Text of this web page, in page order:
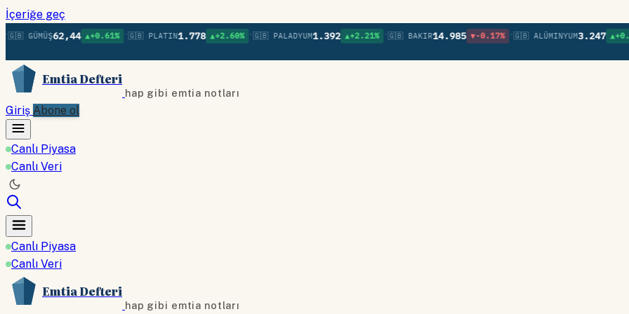
İçeriğe geç
GÜMÜŞ62,44 ▲+0.61% •🇬🇧 PLATIN1.778 ▲+2.60% •🇬🇧 PALADYUM1.392 ▲+2.21% •🇬🇧 BAKIR14.985 ▼-0.17% •🇬🇧 ALÜMINYUM3.247 ▲+0.46%
Emtia Defteri
hap gibi emtia notları
Giriş Abone ol
Canlı Piyasa
Canlı Veri
Canlı Piyasa
Canlı Veri
Emtia Defteri
hap gibi emtia notları